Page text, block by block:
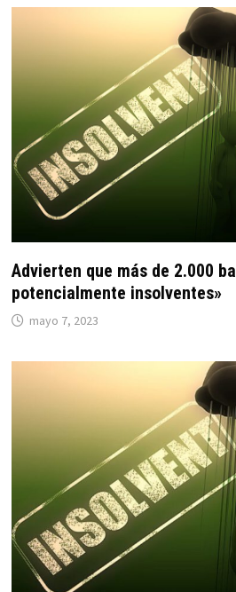
Advierten que más de 2.000
potencialmente insolventes»
mayo 7, 2023